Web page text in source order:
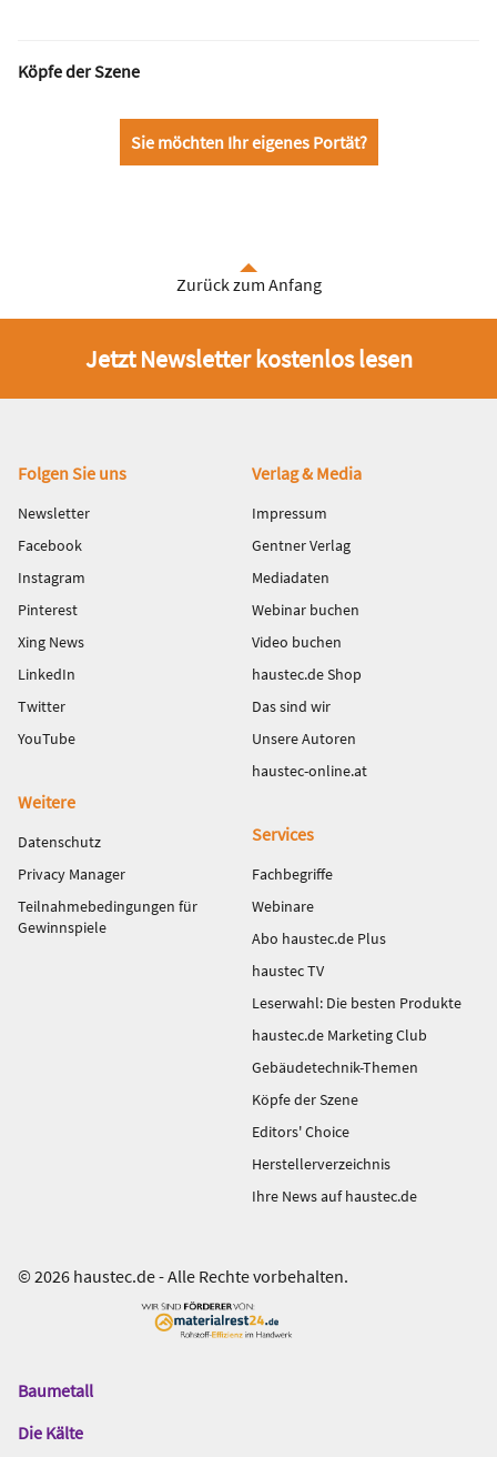
Köpfe der Szene
Sie möchten Ihr eigenes Portät?
Zurück zum Anfang
Jetzt Newsletter kostenlos lesen
Fußbereich
Folgen Sie uns
Newsletter
Facebook
Instagram
Pinterest
Xing News
LinkedIn
Twitter
YouTube
Verlag & Media
Impressum
Gentner Verlag
Mediadaten
Webinar buchen
Video buchen
haustec.de Shop
Das sind wir
Unsere Autoren
haustec-online.at
Weitere
Datenschutz
Privacy Manager
Teilnahmebedingungen für
Gewinnspiele
Services
Fachbegriffe
Webinare
Abo haustec.de Plus
haustec TV
Leserwahl: Die besten Produkte
haustec.de Marketing Club
Gebäudetechnik-Themen
Köpfe der Szene
Editors' Choice
Herstellerverzeichnis
Ihre News auf haustec.de
© 2026 haustec.de - Alle Rechte vorbehalten.
Das
Gentner
Baumetall
Die Kälte